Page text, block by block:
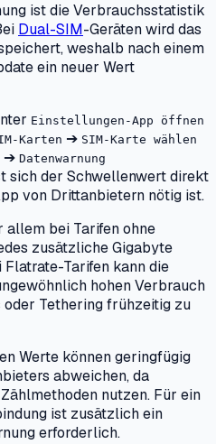
ist die Verbrauchsstatistik
Dual-SIM-Geräten wird das
weshalb nach einem
ein neuer Wert
Einstellungen-App öffnen
Karten ➔ SIM-Karte wählen
➔ Datenwarnung
sich der Schwellenwert direkt
von Drittanbietern nötig ist.
bei Tarifen ohne
zusätzliche Gigabyte
Tarifen kann die
hohen Verbrauch
Tethering frühzeitig zu
Werte können geringfügig
abweichen, da
nutzen. Für ein
ist zusätzlich ein
erforderlich.